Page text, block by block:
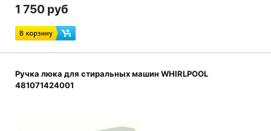
1 750 руб
Ручка люка для стиральных машин WHIRLPOOL
481071424001